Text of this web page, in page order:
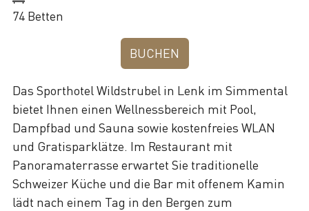
74 Betten
BUCHEN
Das Sporthotel Wildstrubel in Lenk im Simmental
bietet Ihnen einen Wellnessbereich mit Pool,
Dampfbad und Sauna sowie kostenfreies WLAN
und Gratisparklätze. Im Restaurant mit
Panoramaterrasse erwartet Sie traditionelle
Schweizer Küche und die Bar mit offenem Kamin
lädt nach einem Tag in den Bergen zum